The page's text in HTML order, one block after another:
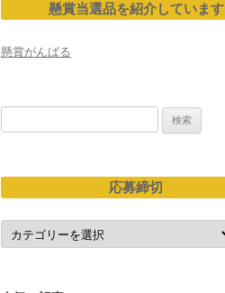
懸賞当選品を紹介しています
懸賞がんばる
応募締切
応
募
締